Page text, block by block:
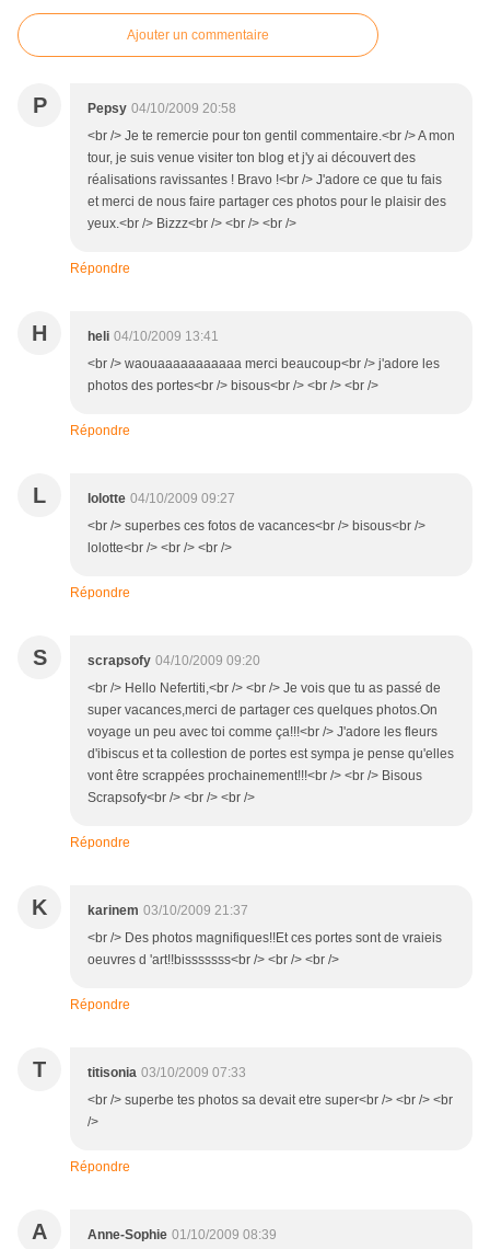
Ajouter un commentaire
P Pepsy 04/10/2009 20:58
<br /> Je te remercie pour ton gentil commentaire.<br /> A mon
tour, je suis venue visiter ton blog et j'y ai découvert des
réalisations ravissantes ! Bravo !<br /> J'adore ce que tu fais
et merci de nous faire partager ces photos pour le plaisir des
yeux.<br /> Bizzz<br /> <br /> <br />
Répondre
H heli 04/10/2009 13:41
<br /> waouaaaaaaaaaaa merci beaucoup<br /> j'adore les
photos des portes<br /> bisous<br /> <br /> <br />
Répondre
L lolotte 04/10/2009 09:27
<br /> superbes ces fotos de vacances<br /> bisous<br />
lolotte<br /> <br /> <br />
Répondre
S scrapsofy 04/10/2009 09:20
<br /> Hello Nefertiti,<br /> <br /> Je vois que tu as passé de
super vacances,merci de partager ces quelques photos.On
voyage un peu avec toi comme ça!!!<br /> J'adore les fleurs
d'ibiscus et ta collestion de portes est sympa je pense qu'elles
vont être scrappées prochainement!!!<br /> <br /> Bisous
Scrapsofy<br /> <br /> <br />
Répondre
K karinem 03/10/2009 21:37
<br /> Des photos magnifiques!!Et ces portes sont de vraieis
oeuvres d 'art!!bisssssss<br /> <br /> <br />
Répondre
T titisonia 03/10/2009 07:33
<br /> superbe tes photos sa devait etre super<br /> <br /> <br
/>
Répondre
A Anne-Sophie 01/10/2009 08:39